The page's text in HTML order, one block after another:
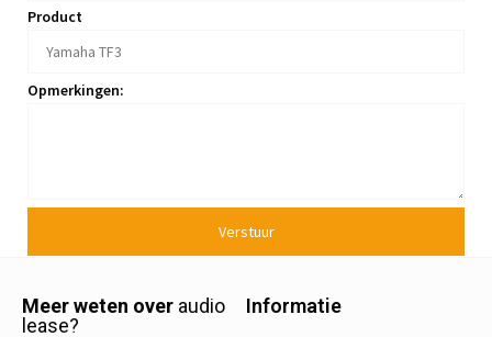
Product
Opmerkingen:
Verstuur
Meer weten over audio
lease?
Informatie